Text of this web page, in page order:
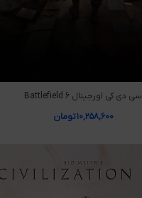
سی دی کی اورجینال Battlefield 6
۱۰,۲۵۸,۶۰۰تومان